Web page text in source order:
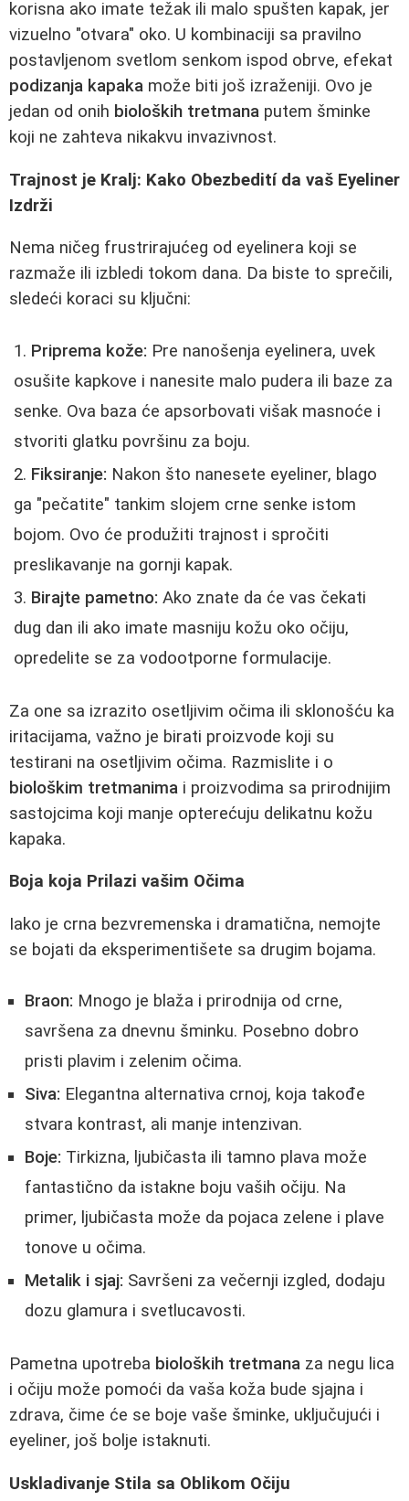
korisna ako imate težak ili malo spušten kapak, jer
vizuelno "otvara" oko. U kombinaciji sa pravilno
postavljenom svetlom senkom ispod obrve, efekat
podizanja kapaka može biti još izraženiji. Ovo je
jedan od onih bioloških tretmana putem šminke
koji ne zahteva nikakvu invazivnost.
Trajnost je Kralj: Kako Obezbedití da vaš Eyeliner
Izdrži
Nema ničeg frustrirajućeg od eyelinera koji se
razmaže ili izbledi tokom dana. Da biste to sprečili,
sledeći koraci su ključni:
Priprema kože: Pre nanošenja eyelinera, uvek
osušite kapkove i nanesite malo pudera ili baze za
senke. Ova baza će apsorbovati višak masnoće i
stvoriti glatku površinu za boju.
Fiksiranje: Nakon što nanesete eyeliner, blago
ga "pečatite" tankim slojem crne senke istom
bojom. Ovo će produžiti trajnost i spročiti
preslikavanje na gornji kapak.
Birajte pametno: Ako znate da će vas čekati
dug dan ili ako imate masniju kožu oko očiju,
opredelite se za vodootporne formulacije.
Za one sa izrazito osetljivim očima ili sklonošću ka
iritacijama, važno je birati proizvode koji su
testirani na osetljivim očima. Razmislite i o
biološkim tretmanima i proizvodima sa prirodnijim
sastojcima koji manje opterećuju delikatnu kožu
kapaka.
Boja koja Prilazi vašim Očima
Iako je crna bezvremenska i dramatična, nemojte
se bojati da eksperimentišete sa drugim bojama.
Braon: Mnogo je blaža i prirodnija od crne,
savršena za dnevnu šminku. Posebno dobro
pristi plavim i zelenim očima.
Siva: Elegantna alternativa crnoj, koja takođe
stvara kontrast, ali manje intenzivan.
Boje: Tirkizna, ljubičasta ili tamno plava može
fantastično da istakne boju vaših očiju. Na
primer, ljubičasta može da pojaca zelene i plave
tonove u očima.
Metalik i sjaj: Savršeni za večernji izgled, dodaju
dozu glamura i svetlucavosti.
Pametna upotreba bioloških tretmana za negu lica
i očiju može pomoći da vaša koža bude sjajna i
zdrava, čime će se boje vaše šminke, uključujući i
eyeliner, još bolje istaknuti.
Uskladivanje Stila sa Oblikom Očiju